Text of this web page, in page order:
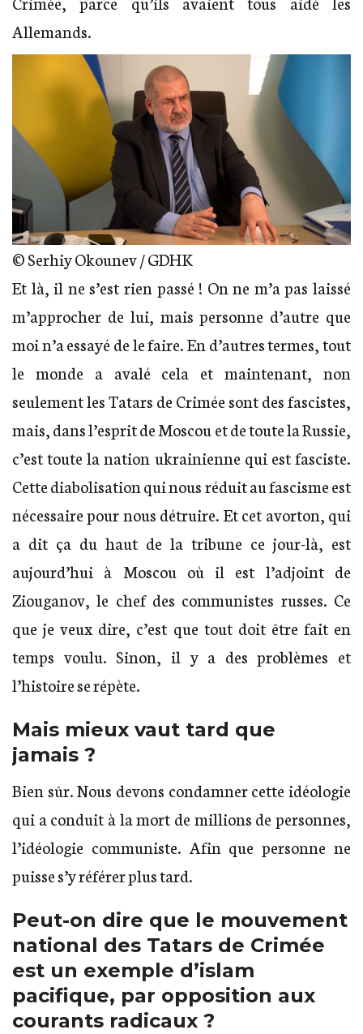
Allemands.
© Serhiy Okounev / GDHK
Et là, il ne s’est rien passé ! On ne m’a pas laissé
m’approcher de lui, mais personne d’autre que
moi n’a essayé de le faire. En d’autres termes, tout
le monde a avalé cela et maintenant, non
seulement les Tatars de Crimée sont des fascistes,
mais, dans l’esprit de Moscou et de toute la Russie,
c’est toute la nation ukrainienne qui est fasciste.
Cette diabolisation qui nous réduit au fascisme est
nécessaire pour nous détruire. Et cet avorton, qui
a dit ça du haut de la tribune ce jour-là, est
aujourd’hui à Moscou où il est l’adjoint de
Ziouganov, le chef des communistes russes. Ce
que je veux dire, c’est que tout doit être fait en
temps voulu. Sinon, il y a des problèmes et
l’histoire se répète.
Mais mieux vaut tard que
jamais ?
Bien sûr. Nous devons condamner cette idéologie
qui a conduit à la mort de millions de personnes,
l’idéologie communiste. Afin que personne ne
puisse s’y référer plus tard.
Peut-on dire que le mouvement
national des Tatars de Crimée
est un exemple d’islam
pacifique, par opposition aux
courants radicaux ?